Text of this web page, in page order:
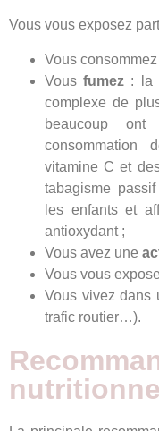
Vous vous exposez
Vous
Vousfumez : la
complexe de
beaucoup ont
consommation
vitamine C et
tabagisme
les enfants et
antioxydant ;
Vous avez une
Vous vous
Vous vivez dans
trafic routier…).